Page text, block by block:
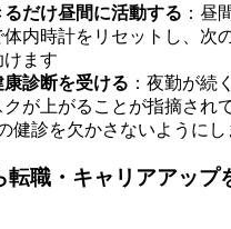
だけ昼間に活動する ：昼
体内時計をリセットし、次
ます
診断を受ける ：夜勤が続
が上がることが指摘され
健診を欠かさないようにし
転職・キャリアアップ